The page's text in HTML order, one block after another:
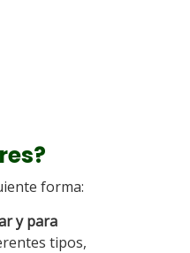
forma:
y para
tipos,